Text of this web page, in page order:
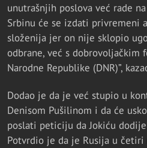
unutrašnjih poslova već rade
Srbinu će se izdati privremeni
složenija jer on nije sklopio
odbrane, već s dobrovoljačkim
Narodne Republike (DNR)”,
Dodao je da je već stupio u
Denisom Pušilinom i da će
poslati peticiju da Jokiću
Potvrdio je da je Rusija u